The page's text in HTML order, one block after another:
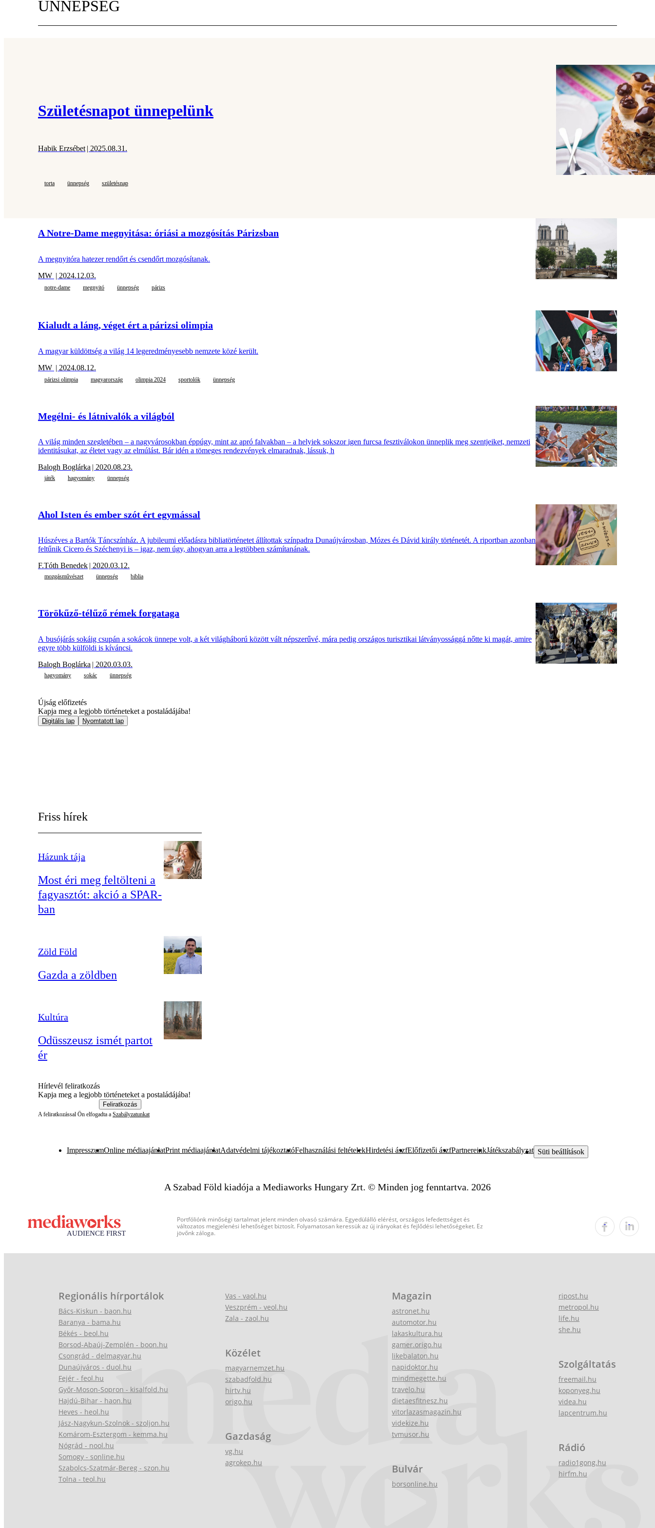
ÜNNEPSÉG
Születésnapot ünnepelünk
Habik Erzsébet | 2025.08.31.
torta ünnepség születésnap
A Notre-Dame megnyitása: óriási a mozgósítás Párizsban
A megnyitóra hatezer rendőrt és csendőrt mozgósítanak.
MW | 2024.12.03.
notre-dame megnyitó ünnepség párizs
Kialudt a láng, véget ért a párizsi olimpia
A magyar küldöttség a világ 14 legeredményesebb nemzete közé került.
MW | 2024.08.12.
párizsi olimpia magyarország olimpia 2024 sportolók ünnepség
Megélni- és látnivalók a világból
A világ minden szegletében – a nagyvárosokban éppúgy, mint az apró falvakban – a helyiek sokszor igen furcsa fesztiválokon ünneplik meg szentjeiket, nemzeti
identitásukat, az életet vagy az elmúlást. Bár idén a tömeges rendezvények elmaradnak, lássuk, h
Balogh Boglárka | 2020.08.23.
játék hagyomány ünnepség
Ahol Isten és ember szót ért egymással
Húszéves a Bartók Táncszínház. A jubileumi előadásra bibliatörténetet állítottak színpadra Dunaújvárosban, Mózes és Dávid király történetét. A riportban azonban
feltűnik Cicero és Széchenyi is – igaz, nem úgy, ahogyan arra a legtöbben számítanának.
F.Tóth Benedek | 2020.03.12.
mozgásművészet ünnepség biblia
Törökűző-télűző rémek forgataga
A busójárás sokáig csupán a sokácok ünnepe volt, a két világháború között vált népszerűvé, mára pedig országos turisztikai látványossággá nőtte ki magát, amire
egyre több külföldi is kíváncsi.
Balogh Boglárka | 2020.03.03.
hagyomány sokác ünnepség
Újság előfizetés
Kapja meg a legjobb történeteket a postaládájába!
Digitális lap Nyomtatott lap
Friss hírek
Házunk tája
Most éri meg feltölteni a
fagyasztót: akció a SPAR-
ban
Zöld Föld
Gazda a zöldben
Kultúra
Odüsszeusz ismét partot
ér
Hírlevél feliratkozás
Kapja meg a legjobb történeteket a postaládájába!
Feliratkozás
A feliratkozással Ön elfogadta a Szabályzatunkat
ImpresszumOnline médiaajánlatPrint médiaajánlatAdatvédelmi tájékoztatóFelhasználási feltételekHirdetési ászfElőfizetői ászfPartnereinkJátékszabályzat Süti beállítások
A Szabad Föld kiadója a Mediaworks Hungary Zrt. © Minden jog fenntartva. 2026
Portfóliónk minőségi tartalmat jelent minden olvasó számára. Egyedülálló elérést, országos lefedettséget és
változatos megjelenési lehetőséget biztosít. Folyamatosan keressük az új irányokat és fejlődési lehetőségeket. Ez
jövőnk záloga.
Regionális hírportálok
Bács-Kiskun - baon.hu
Baranya - bama.hu
Békés - beol.hu
Borsod-Abaúj-Zemplén - boon.hu
Csongrád - delmagyar.hu
Dunaújváros - duol.hu
Fejér - feol.hu
Győr-Moson-Sopron - kisalfold.hu
Hajdú-Bihar - haon.hu
Heves - heol.hu
Jász-Nagykun-Szolnok - szoljon.hu
Komárom-Esztergom - kemma.hu
Nógrád - nool.hu
Somogy - sonline.hu
Szabolcs-Szatmár-Bereg - szon.hu
Tolna - teol.hu
Vas - vaol.hu
Veszprém - veol.hu
Zala - zaol.hu
Közélet
magyarnemzet.hu
szabadfold.hu
hirtv.hu
origo.hu
Gazdaság
vg.hu
agrokep.hu
Magazin
astronet.hu
automotor.hu
lakaskultura.hu
gamer.origo.hu
likebalaton.hu
napidoktor.hu
mindmegette.hu
travelo.hu
dietaesfitnesz.hu
vitorlazasmagazin.hu
videkize.hu
tvmusor.hu
Bulvár
borsonline.hu
ripost.hu
metropol.hu
life.hu
she.hu
Szolgáltatás
freemail.hu
koponyeg.hu
videa.hu
lapcentrum.hu
Rádió
radio1gong.hu
hirfm.hu